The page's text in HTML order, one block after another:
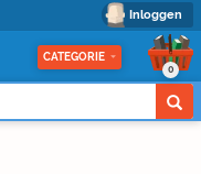
Inloggen
CATEGORIE
0